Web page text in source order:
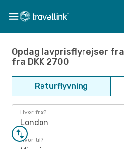
Opdag lavprisflyrejser
fra DKK 2700
Returflyvning
Hvor fra?
London
Hvor til?